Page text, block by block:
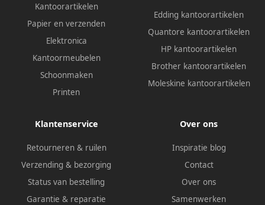
Kantoorartikelen
Papier en verzenden
Elektronica
Kantoormeubelen
Schoonmaken
Printen
Edding kantoorartikelen
Quantore kantoorartikelen
HP kantoorartikelen
Brother kantoorartikelen
Moleskine kantoorartikelen
Klantenservice
Retourneren & ruilen
Verzending & bezorging
Status van bestelling
Garantie & reparatie
Over ons
Inspiratie blog
Contact
Over ons
Samenwerken